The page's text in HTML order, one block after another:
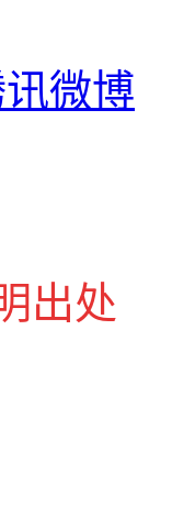
微博
出处